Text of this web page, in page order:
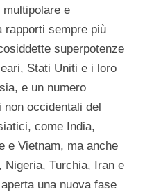
multipolare e
rapporti sempre più
superpotenze
Stati Uniti e i loro
e un numero
occidentali del
come India,
e Vietnam, ma anche
Turchia, Iran e
una nuova fase